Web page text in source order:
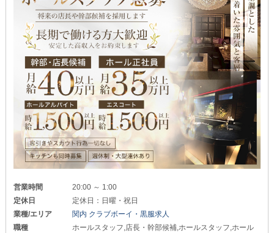
営業時間
20:00 ～ 1:00
定休日
定休日：日曜・祝日
業種/エリア
関内 クラブボーイ・黒服求人
職種
ホールスタッフ,店長・幹部候補,ホールスタッフ,ホール